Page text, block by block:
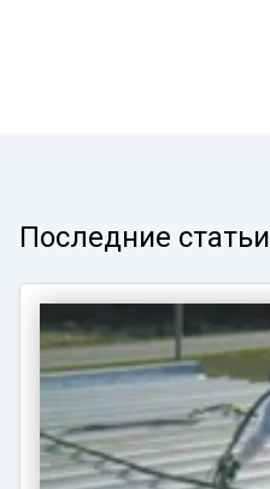
Последние статьи